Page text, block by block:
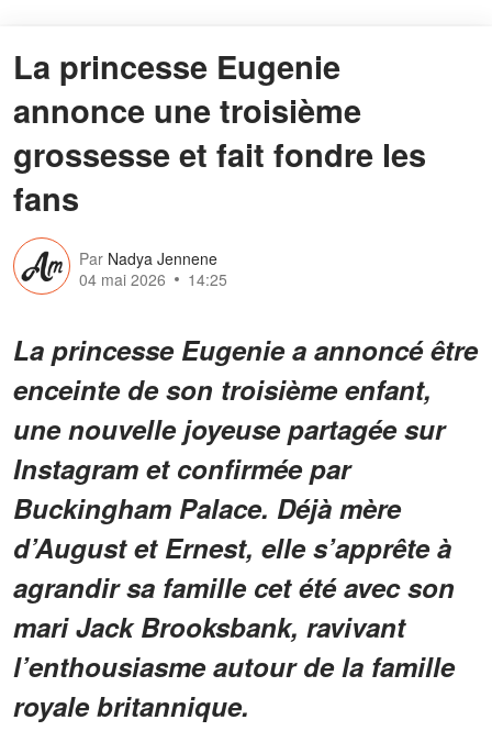
La princesse Eugenie
annonce une troisième
grossesse et fait fondre les
fans
Par Nadya Jennene
04 mai 2026
14:25
La princesse Eugenie a annoncé être
enceinte de son troisième enfant,
une nouvelle joyeuse partagée sur
Instagram et confirmée par
Buckingham Palace. Déjà mère
d’August et Ernest, elle s’apprête à
agrandir sa famille cet été avec son
mari Jack Brooksbank, ravivant
l’enthousiasme autour de la famille
royale britannique.